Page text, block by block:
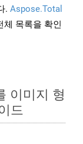
. Aspose.Total
체 목록을 확인
이미지 형
드